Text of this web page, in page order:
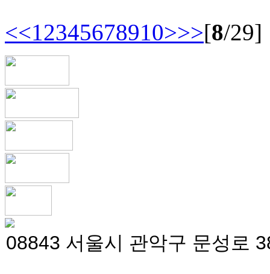
<<12345678910>>>[8/29]
08843 서울시 관악구 문성로